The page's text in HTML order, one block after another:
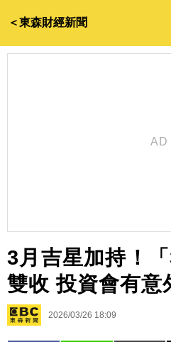
＜東森財經新聞
3月吉星加持！
雙收 投資會有意
2026/03/26 18:09